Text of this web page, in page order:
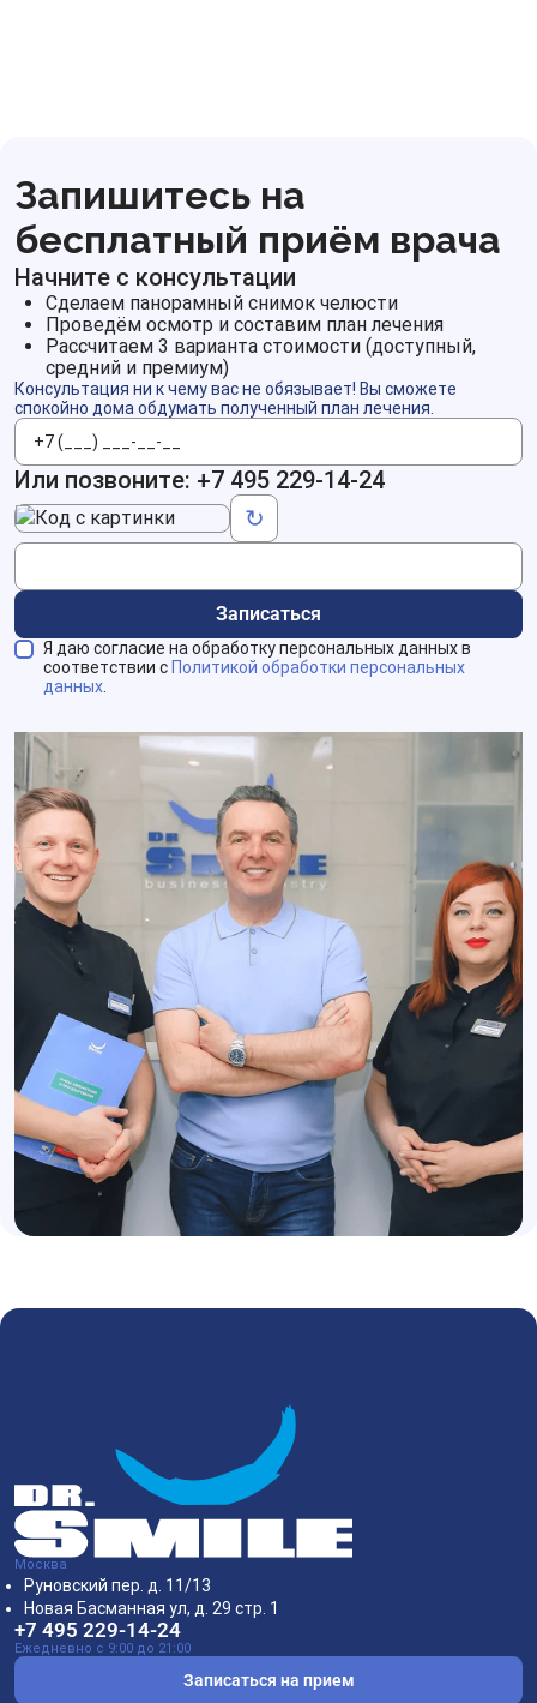
Запишитесь на
бесплатный приём врача
Начните с консультации
Сделаем панорамный снимок челюсти
Проведём осмотр и составим план лечения
Рассчитаем 3 варианта стоимости (доступный,
средний и премиум)
Консультация ни к чему вас не обязывает! Вы сможете
спокойно дома обдумать полученный план лечения.
Телефон
Записаться
Или позвоните: +7 495 229-14-24
↻
Код с картинки
Я даю согласие на обработку персональных данных в
соответствии с Политикой обработки персональных
данных
Москва
Руновский пер. д. 11/13
Новая Басманная ул, д. 29 стр. 1
+7 495 229-14-24
Ежедневно с 9:00 до 21:00
Записаться на прием